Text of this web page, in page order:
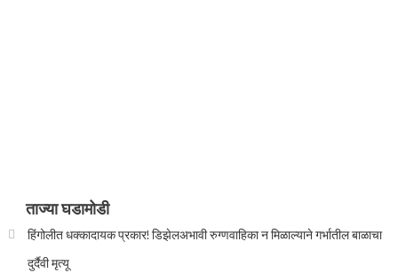
ताज्या घडामोडी
हिंगोलीत धक्कादायक प्रकार! डिझेलअभावी रुग्णवाहिका न मिळाल्याने गर्भातील बाळाचा
दुर्दैवी मृत्यू